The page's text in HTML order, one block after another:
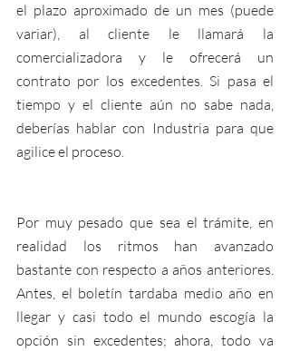
el plazo aproximado de un mes (puede
variar), al cliente le llamará la
comercializadora y le ofrecerá un
contrato por los excedentes. Si pasa el
tiempo y el cliente aún no sabe nada,
deberías hablar con Industria para que
agilice el proceso.
Por muy pesado que sea el trámite, en
realidad los ritmos han avanzado
bastante con respecto a años anteriores.
Antes, el boletín tardaba medio año en
llegar y casi todo el mundo escogía la
opción sin excedentes; ahora, todo va